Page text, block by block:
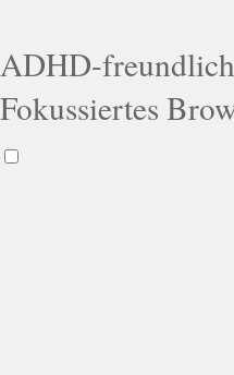
ADHD-
Fokussiertes